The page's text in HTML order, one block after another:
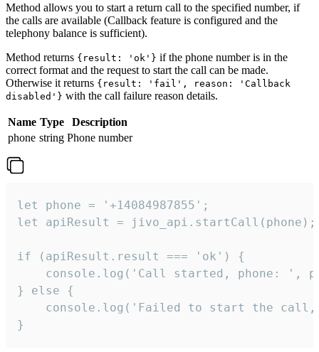
Method allows you to start a return call to the specified number, if
the calls are available (Callback feature is configured and the
telephony balance is sufficient).
Method returns {result: 'ok'} if the phone number is in the
correct format and the request to start the call can be made.
Otherwise it returns {result: 'fail', reason: 'Callback
disabled'} with the call failure reason details.
Name Type
Description
phone string Phone number
let phone = '+14084987855';
let apiResult = jivo_api.startCall(phone);
if (apiResult.result === 'ok') {
console.log('Call started, phone: ',
} else {
console.log('Failed to start the
}